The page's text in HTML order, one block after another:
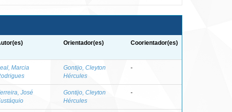
Orientador(es) Coorientador(es)
Marcia
Gontijo, Cleyton
Hércules
-
José
Gontijo, Cleyton
Hércules
-